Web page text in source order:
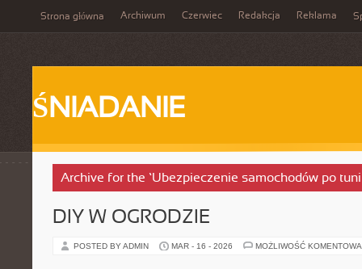
Strona główna Archiwum Czerwiec Redakcja Reklama
ŚNIADANIE
Archive for the ‘Ubezpieczenie samochodów po
DIY W OGRODZIE
POSTED BY ADMIN MAR - 16 - 2026 MOŻLIWOŚĆ